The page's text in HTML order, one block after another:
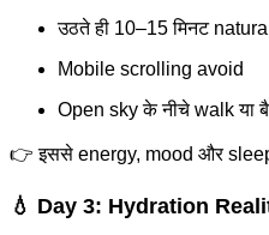
उठते ही 10–15 मिनट
Mobile scrolling avoid
Open sky के नीचे walk या
👉 इससे energy, mood और sleep
💧 Day 3: Hydration